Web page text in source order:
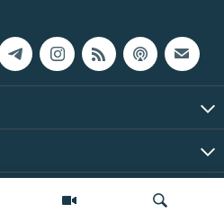
RL, Inc. | Все права защищены.